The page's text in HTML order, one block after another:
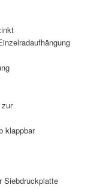
klappbar
Siebdruckplatte